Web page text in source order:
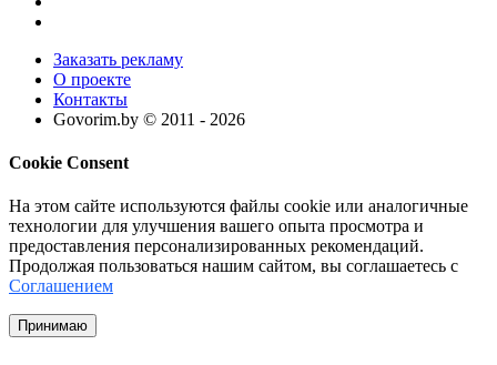
Заказать рекламу
О проекте
Контакты
Govorim.by © 2011 - 2026
Cookie Consent
На этом сайте используются файлы cookie или аналогичные
технологии для улучшения вашего опыта просмотра и
предоставления персонализированных рекомендаций.
Продолжая пользоваться нашим сайтом, вы соглашаетесь с
Соглашением
Принимаю